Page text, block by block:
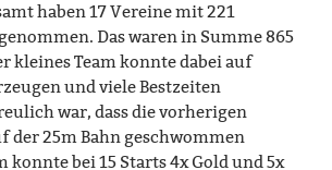
haben 17 Vereine mit 221
Das waren in Summe 865
kleines Team konnte dabei auf
und viele Bestzeiten
war, dass die vorherigen
der 25m Bahn geschwommen
konnte bei 15 Starts 4x Gold und 5x